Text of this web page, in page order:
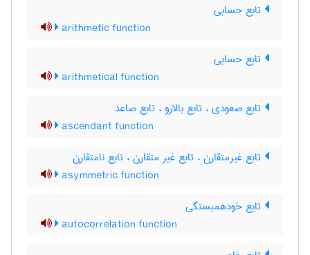
تابع حسابی
arithmetic function
تابع حسابی
arithmetical function
تابع صعودی ، تابع بالارو ، تابع صاعد
ascendant function
تابع غیرمتقارن ، تابع غیر متقارن ، تابع نامتقارن
asymmetric function
تابع خودهمبستگی
autocorrelation function